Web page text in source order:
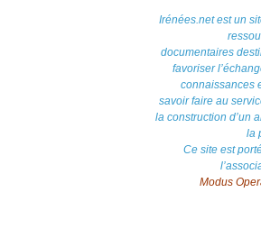
Irénées.net est un
documentaires
favoriser
connaissances
savoir faire au
la construction d’un
la
Ce site est
Modus